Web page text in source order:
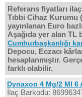
Referans fiyatları
Tıbbi Cihaz Kurumu
yayınlanan Euro
Aşağıda yer alan TL
Cumhurbaşkanlığı
Depocu, Eczacı
hesaplanmıştır.
farklı olabilir.
Dynaxon 4 Mg/2 Ml 6
İlaç Barkodu: